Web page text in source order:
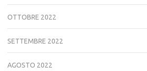
OTTOBRE 2022
SETTEMBRE 2022
AGOSTO 2022